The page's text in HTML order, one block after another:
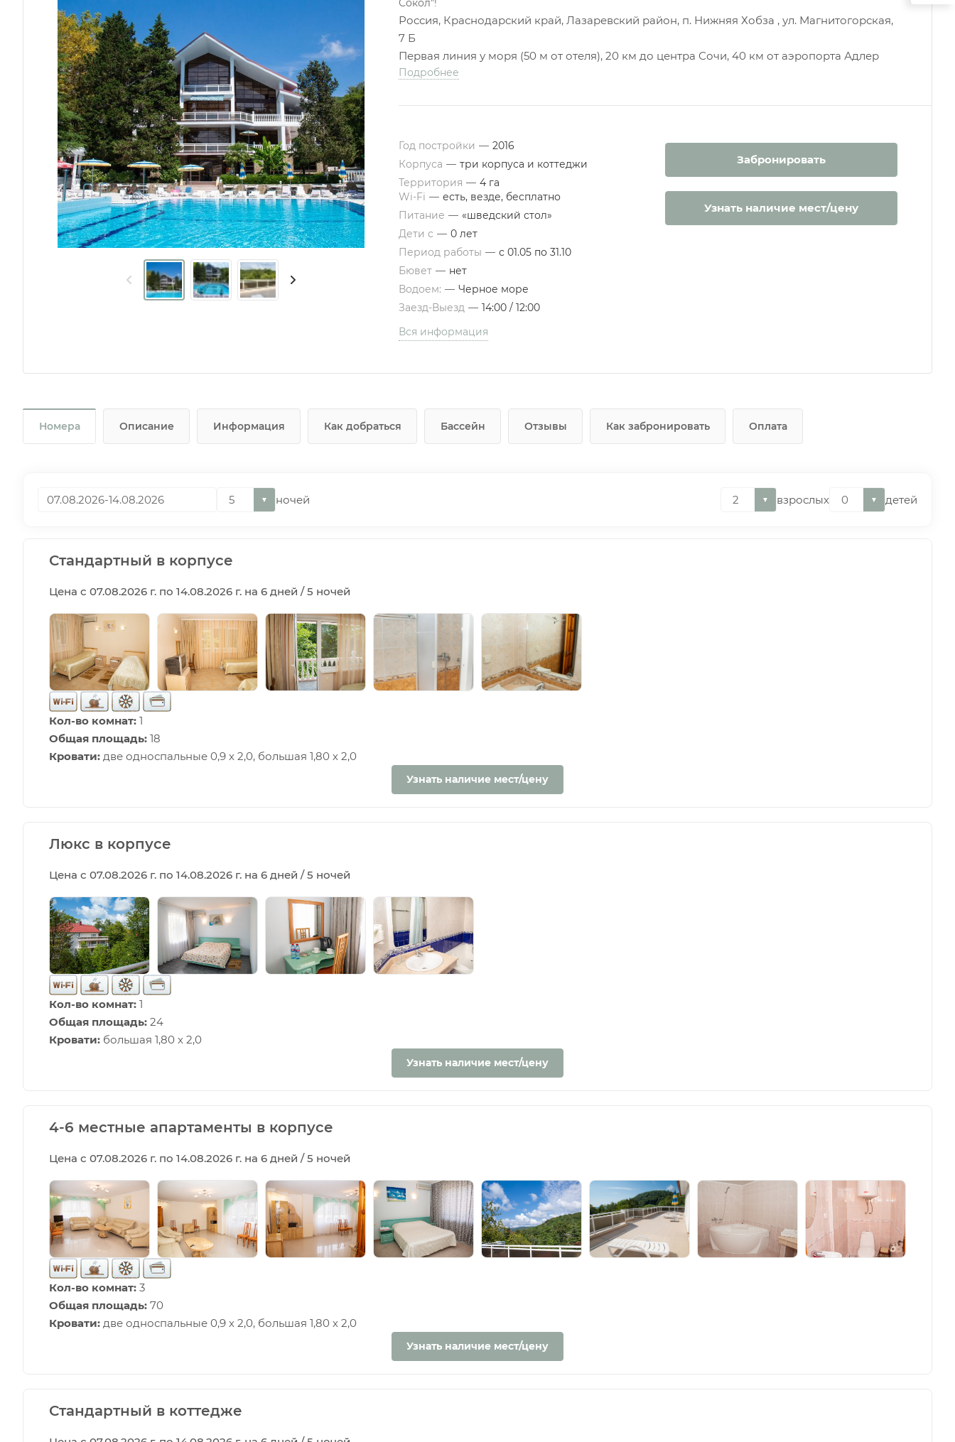
Сокол"!
Россия, Краснодарский край, Лазаревский район, п. Нижняя Хобза , ул. Магнитогорская,
7 Б
Первая линия у моря (50 м от отеля), 20 км до центра Сочи, 40 км от аэропорта Адлер
Подробнее
Год постройки — 2016
Корпуса — три корпуса и коттеджи
Территория — 4 га
Wi-Fi — есть, везде, бесплатно
Питание — «шведский стол»
Дети с — 0 лет
Период работы — с 01.05 по 31.10
Бювет — нет
Водоем: — Черное море
Заезд-Выезд — 14:00 / 12:00
Вся информация
Забронировать
Узнать наличие мест/цену
Номера Описание Информация Как добраться Бассейн Отзывы Как забронировать Оплата
▼ ночей ▼ взрослых ▼ детей
Стандартный в корпусе
Цена с 07.08.2026 г. по 14.08.2026 г. на 6 дней / 5 ночей
Кол-во комнат: 1
Общая площадь: 18
Кровати: две односпальные 0,9 х 2,0, большая 1,80 х 2,0
Узнать наличие мест/цену
Люкс в корпусе
Цена с 07.08.2026 г. по 14.08.2026 г. на 6 дней / 5 ночей
Кол-во комнат: 1
Общая площадь: 24
Кровати: большая 1,80 х 2,0
Узнать наличие мест/цену
4-6 местные апартаменты в корпусе
Цена с 07.08.2026 г. по 14.08.2026 г. на 6 дней / 5 ночей
Кол-во комнат: 3
Общая площадь: 70
Кровати: две односпальные 0,9 х 2,0, большая 1,80 х 2,0
Узнать наличие мест/цену
Стандартный в коттедже